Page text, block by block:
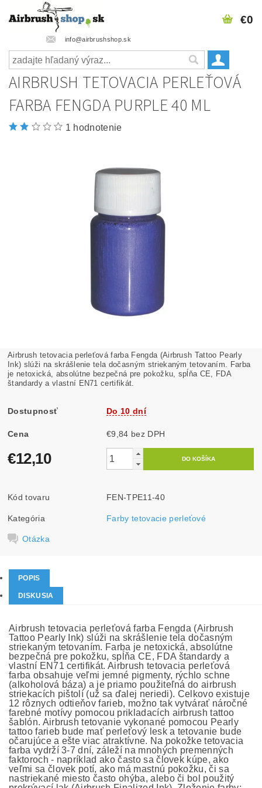
info@airbrushshop.sk
€0
AIRBRUSH TETOVACIA PERLEŤOVÁ
FARBA FENGDA PURPLE 40 ML
1 hodnotenie
Airbrush tetovacia perleťová farba Fengda (Airbrush Tattoo Pearly
Ink) slúži na skrášlenie tela dočasným striekaným tetovaním. Farba
je netoxická, absolútne bezpečná pre pokožku, spĺňa CE, FDA
štandardy a vlastní EN71 certifikát.
Dostupnosť Do 10 dní
Cena €9,84 bez DPH
€12,10
Kód tovaru FEN-TPE11-40
Kategória Farby tetovacie perleťové
Otázka
POPIS
DISKUSIA
Airbrush tetovacia perleťová farba Fengda (Airbrush
Tattoo Pearly Ink) slúži na skrášlenie tela dočasným
striekaným tetovaním. Farba je netoxická, absolútne
bezpečná pre pokožku, spĺňa CE, FDA štandardy a
vlastní EN71 certifikát. Airbrush tetovacia perleťová
farba obsahuje veľmi jemné pigmenty, rýchlo schne
(alkoholová báza) a je priamo použiteľná do airbrush
striekacích pištolí (už sa ďalej neriedi). Celkovo existuje
12 rôznych odtieňov farieb, možno tak vytvárať náročné
farebné motívy pomocou prikladacích airbrush tattoo
šablón. Airbrush tetovanie vykonané pomocou Pearly
tattoo farieb bude mať perleťový lesk a tetovanie bude
očarujúce a ešte viac atraktívne. Na pokožke tetovacia
farba vydrží 3-7 dní, záleží na mnohých premenných
faktoroch - napríklad ako často sa človek kúpe, ako
veľmi sa človek potí, ako má mastnú pokožku, či sa
nastriekané miesto často ohýba, alebo či bol použitý